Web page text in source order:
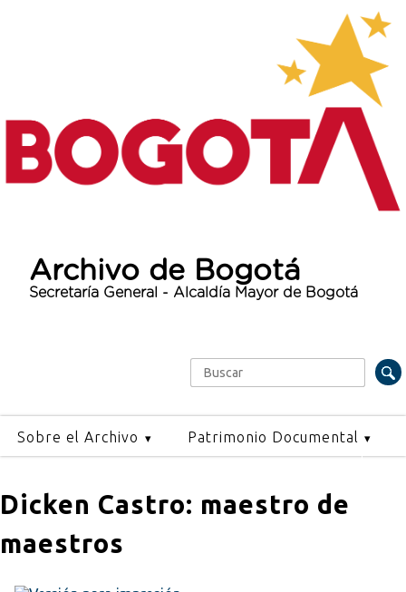
Archivo de Bogotá
Secretaría General - Alcaldía Mayor de Bogotá
Formulario de búsqueda
Buscar
Sobre el Archivo Patrimonio Documental
Dicken Castro: maestro de
maestros